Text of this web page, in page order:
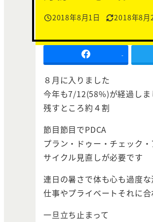
投稿日
2018年8月1日
更新日
2018年8月
-
８月に入りました
今年も7/12(58%)が経過しま
残すところ約４割
節目節目でPDCA
プラン・ドゥー・チェック
サイクル見直しが必要です
連日の暑さで体も心も過度
仕事やプライベートそれに
一旦立ち止まって